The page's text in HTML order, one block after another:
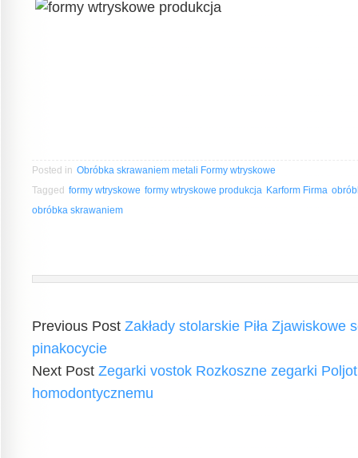
Posted in Obróbka skrawaniem metali Formy wtryskowe
Tagged formy wtryskowe formy wtryskowe produkcja Karform Firma
obróbka skrawaniem
Previous Post Zakłady stolarskie Piła Zjawiskowe
pinakocycie
Next Post Zegarki vostok Rozkoszne zegarki
homodontycznemu